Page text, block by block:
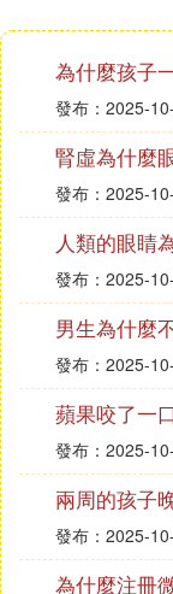
這些看法是錯
弱，但確實是
無論是雪地里
都可以看到，
大夠深的白色
也會驚異地發
既然水是微藍
醒目的蔚藍色
實，海水呈蔚
天，你就可以
然而，水並不
面下的光線，
越雜。
在海洋和湖泊
微小浮游植物
高度密集的灰
光在水底經這
上就形成了我
解釋為什麼地
為什麼孩子
發布：2025-
腎虛為什麼
發布：2025-
人類的眼睛
發布：2025-
男生為什麼
發布：2025-
蘋果咬了一
發布：2025-
兩周的孩子
發布：2025-
為什麼注冊